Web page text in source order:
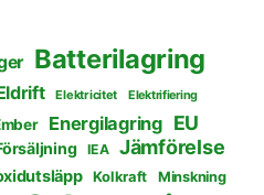
Batterilagring
Elektricitet Elektrifiering
Energilagring EU
IEA Jämförelse
Kolkraft Minskning